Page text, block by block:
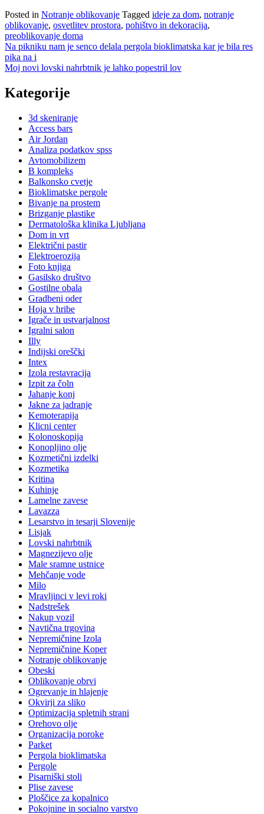
Posted in Notranje oblikovanje Tagged ideje za dom, notranje
oblikovanje, osvetlitev prostora, pohištvo in dekoracija,
preoblikovanje doma
Navigacija
prispevka
Na pikniku nam je senco delala pergola bioklimatska kar je bila res
pika na i
Moj novi lovski nahrbtnik je lahko popestril lov
Kategorije
3d skeniranje
Access bars
Air Jordan
Analiza podatkov spss
Avtomobilizem
B kompleks
Balkonsko cvetje
Bioklimatske pergole
Bivanje na prostem
Brizganje plastike
Dermatološka klinika Ljubljana
Dom in vrt
Električni pastir
Elektroerozija
Foto knjiga
Gasilsko društvo
Gostilne obala
Gradbeni oder
Hoja v hribe
Igrače in ustvarjalnost
Igralni salon
Illy
Indijski oreščki
Intex
Izola restavracija
Izpit za čoln
Jahanje konj
Jakne za jadranje
Kemoterapija
Klicni center
Kolonoskopija
Konopljino olje
Kozmetični izdelki
Kozmetika
Kritina
Kuhinje
Lamelne zavese
Lavazza
Lesarstvo in tesarji Slovenije
Lisjak
Lovski nahrbtnik
Magnezijevo olje
Male sramne ustnice
Mehčanje vode
Milo
Mravljinci v levi roki
Nadstrešek
Nakup vozil
Navtična trgovina
Nepremičnine Izola
Nepremičnine Koper
Notranje oblikovanje
Obeski
Oblikovanje obrvi
Ogrevanje in hlajenje
Okvirji za sliko
Optimizacija spletnih strani
Orehovo olje
Organizacija poroke
Parket
Pergola bioklimatska
Pergole
Pisarniški stoli
Plise zavese
Ploščice za kopalnico
Pokojnine in socialno varstvo